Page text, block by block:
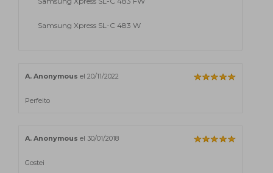
Samsung Xpress SL-C 483 W
A. Anonymous el 20/11/2022
Perfeito
A. Anonymous el 30/01/2018
Gostei